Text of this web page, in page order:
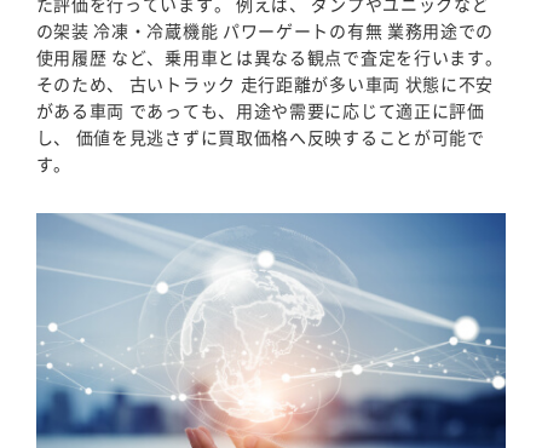
の架装 冷凍・冷蔵機能 パワーゲートの有無 業務用途での
使用履歴 など、乗用車とは異なる観点で査定を行います。
そのため、 古いトラック 走行距離が多い車両 状態に不安
がある車両 であっても、用途や需要に応じて適正に評価
し、 価値を見逃さずに買取価格へ反映することが可能で
す。